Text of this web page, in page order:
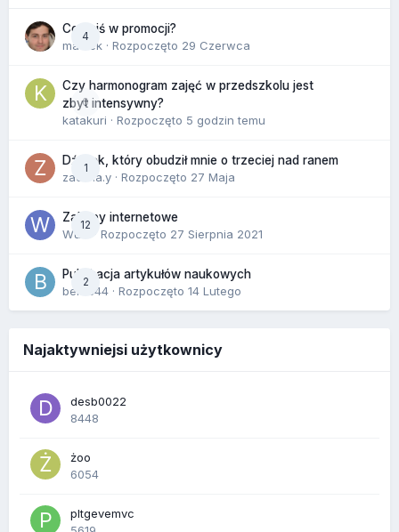
4
Co dziś w promocji?
maciek · Rozpoczęto 29 Czerwca
0
Czy harmonogram zajęć w przedszkolu jest
zbyt intensywny?
katakuri · Rozpoczęto 5 godzin temu
1
Dźwięk, który obudził mnie o trzeciej nad ranem
zackr.a.y · Rozpoczęto 27 Maja
12
Zakupy internetowe
Wula
· Rozpoczęto 27 Sierpnia 2021
2
Publikacja artykułów naukowych
berus44 · Rozpoczęto 14 Lutego
Najaktywniejsi użytkownicy
desb0022
8448
żoo
6054
pltgevemvc